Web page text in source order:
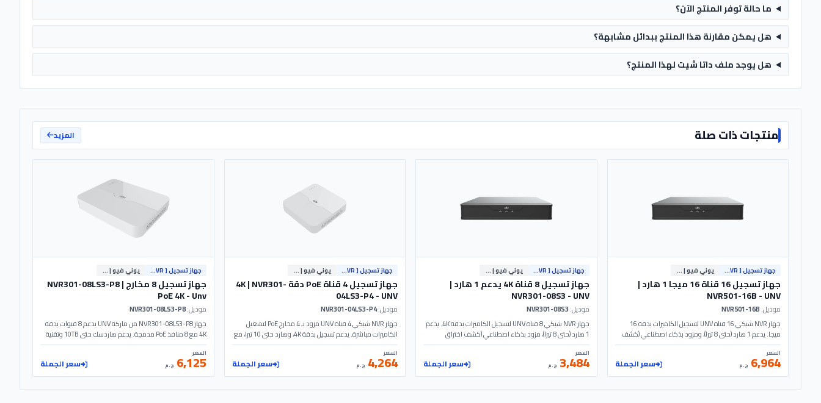
ما حالة توفر المنتج الآن؟
هل يمكن مقارنة هذا المنتج ببدائل مشابهة؟
هل يوجد ملف داتا شيت لهذا المنتج؟
منتجات ذات صلة المزيد
جهاز تسجيل [ NVR ] يوني فيو | Uniview
جهاز تسجيل 16 قناة 16 ميجا 1 هارد |
NVR501-16B - UNV
موديل:
جهاز NVR شبكي 16 قناة UNV لتسجيل الكاميرات بدقة 16
ميجا. يدعم 1 هارد (حتى 8 تيرا)، ومزود بذكاء اصطناعي (كشف
اختراق وحركة). موديل NVR501-16B - UNV.
السعر
6,964 ج.م سعر الجملة
جهاز تسجيل [ NVR ] يوني فيو | Uniview
جهاز تسجيل 8 قناة 4K يدعم 1 هارد |
NVR301-08S3 - UNV
موديل:NVR301-08S3
جهاز NVR شبكي 8 قناة UNV لتسجيل الكاميرات بدقة 4K. يدعم
1 هارد (حتى 8 تيرا)، مزود بذكاء اصطناعي (كشف اختراق
وحركة). موديل NVR301-08S3 - UNV.
السعر
3,484 ج.م سعر الجملة
جهاز تسجيل [ NVR ] يوني فيو | Uniview
جهاز تسجيل 4 قناة PoE دقة 4K | NVR301-
04LS3-P4 - UNV
موديل:NVR301-04LS3-P4
جهاز NVR شبكي 4 قناة UNV مزود بـ 4 مخارج PoE لتشغيل
الكاميرات مباشرة. يدعم تسجيل بدقة 4K، وهارد حتى 10 تيرا، مع
ذكاء اصطناعي. موديل NVR301-04LS3-P4.
السعر
4,264 ج.م سعر الجملة
جهاز تسجيل [ NVR ] يوني فيو | Uniview
جهاز تسجيل 8 مخارج | NVR301-08LS3-P8
PoE 4K - Unv
موديل:NVR301-08LS3-P8
جهاز NVR301-08LS3-P8 من ماركة UNV يدعم 8 قنوات بدقة
4K مع 8 منافذ PoE مدمجة. يدعم هاردسك حتى 10TB وتقنية
Ultra 265 لتوفير التخزين وأداء شبكة مستقر واحترافي جدا.
السعر
6,125 ج.م سعر الجملة